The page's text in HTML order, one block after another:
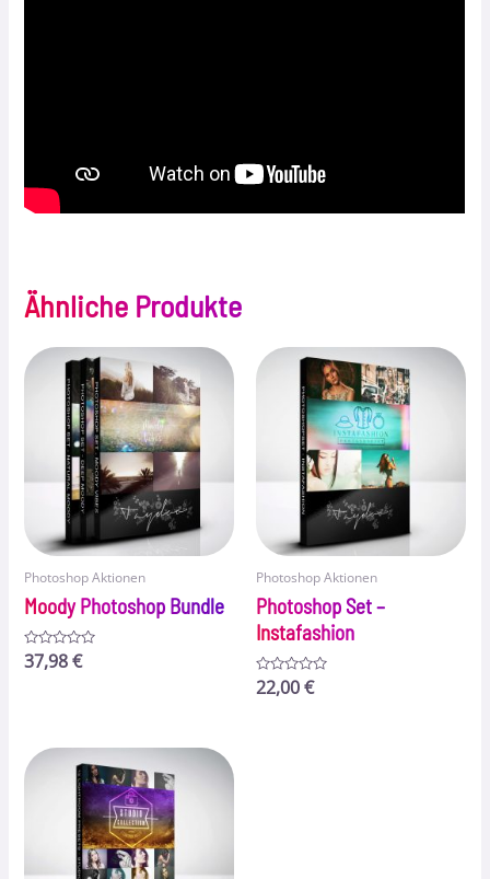
Ähnliche Produkte
Photoshop Aktionen
Moody Photoshop Bundle
Bewertet
mit
37,98€
Photoshop Aktionen
Photoshop Set –
Instafashion
Bewertet
mit
22,00€